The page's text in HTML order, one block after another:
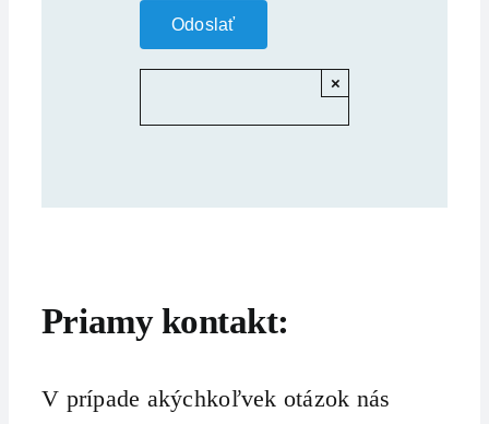
×
Priamy kontakt:
V prípade akýchkoľvek otázok nás